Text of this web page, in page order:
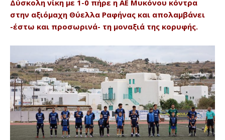
Δύσκολη νίκη με 1-0 πήρε η ΑΕ Μυκόνου κόντρα
στην αξιόμαχη Θύελλα Ραφήνας και απολαμβάνει
-έστω και προσωρινά- τη μοναξιά της κορυφής.